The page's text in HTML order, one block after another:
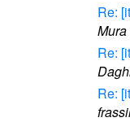
Re:
Mura
Re:
Re: